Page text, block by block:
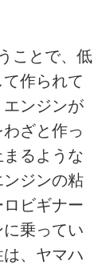
ことで、低
作られて
ンジンが
ざと作っ
るような
ジンの粘
ビギナー
乗ってい
、ヤマハ